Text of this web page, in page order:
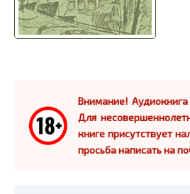
Внимание!
Для
книге присутствует
просьба написать на